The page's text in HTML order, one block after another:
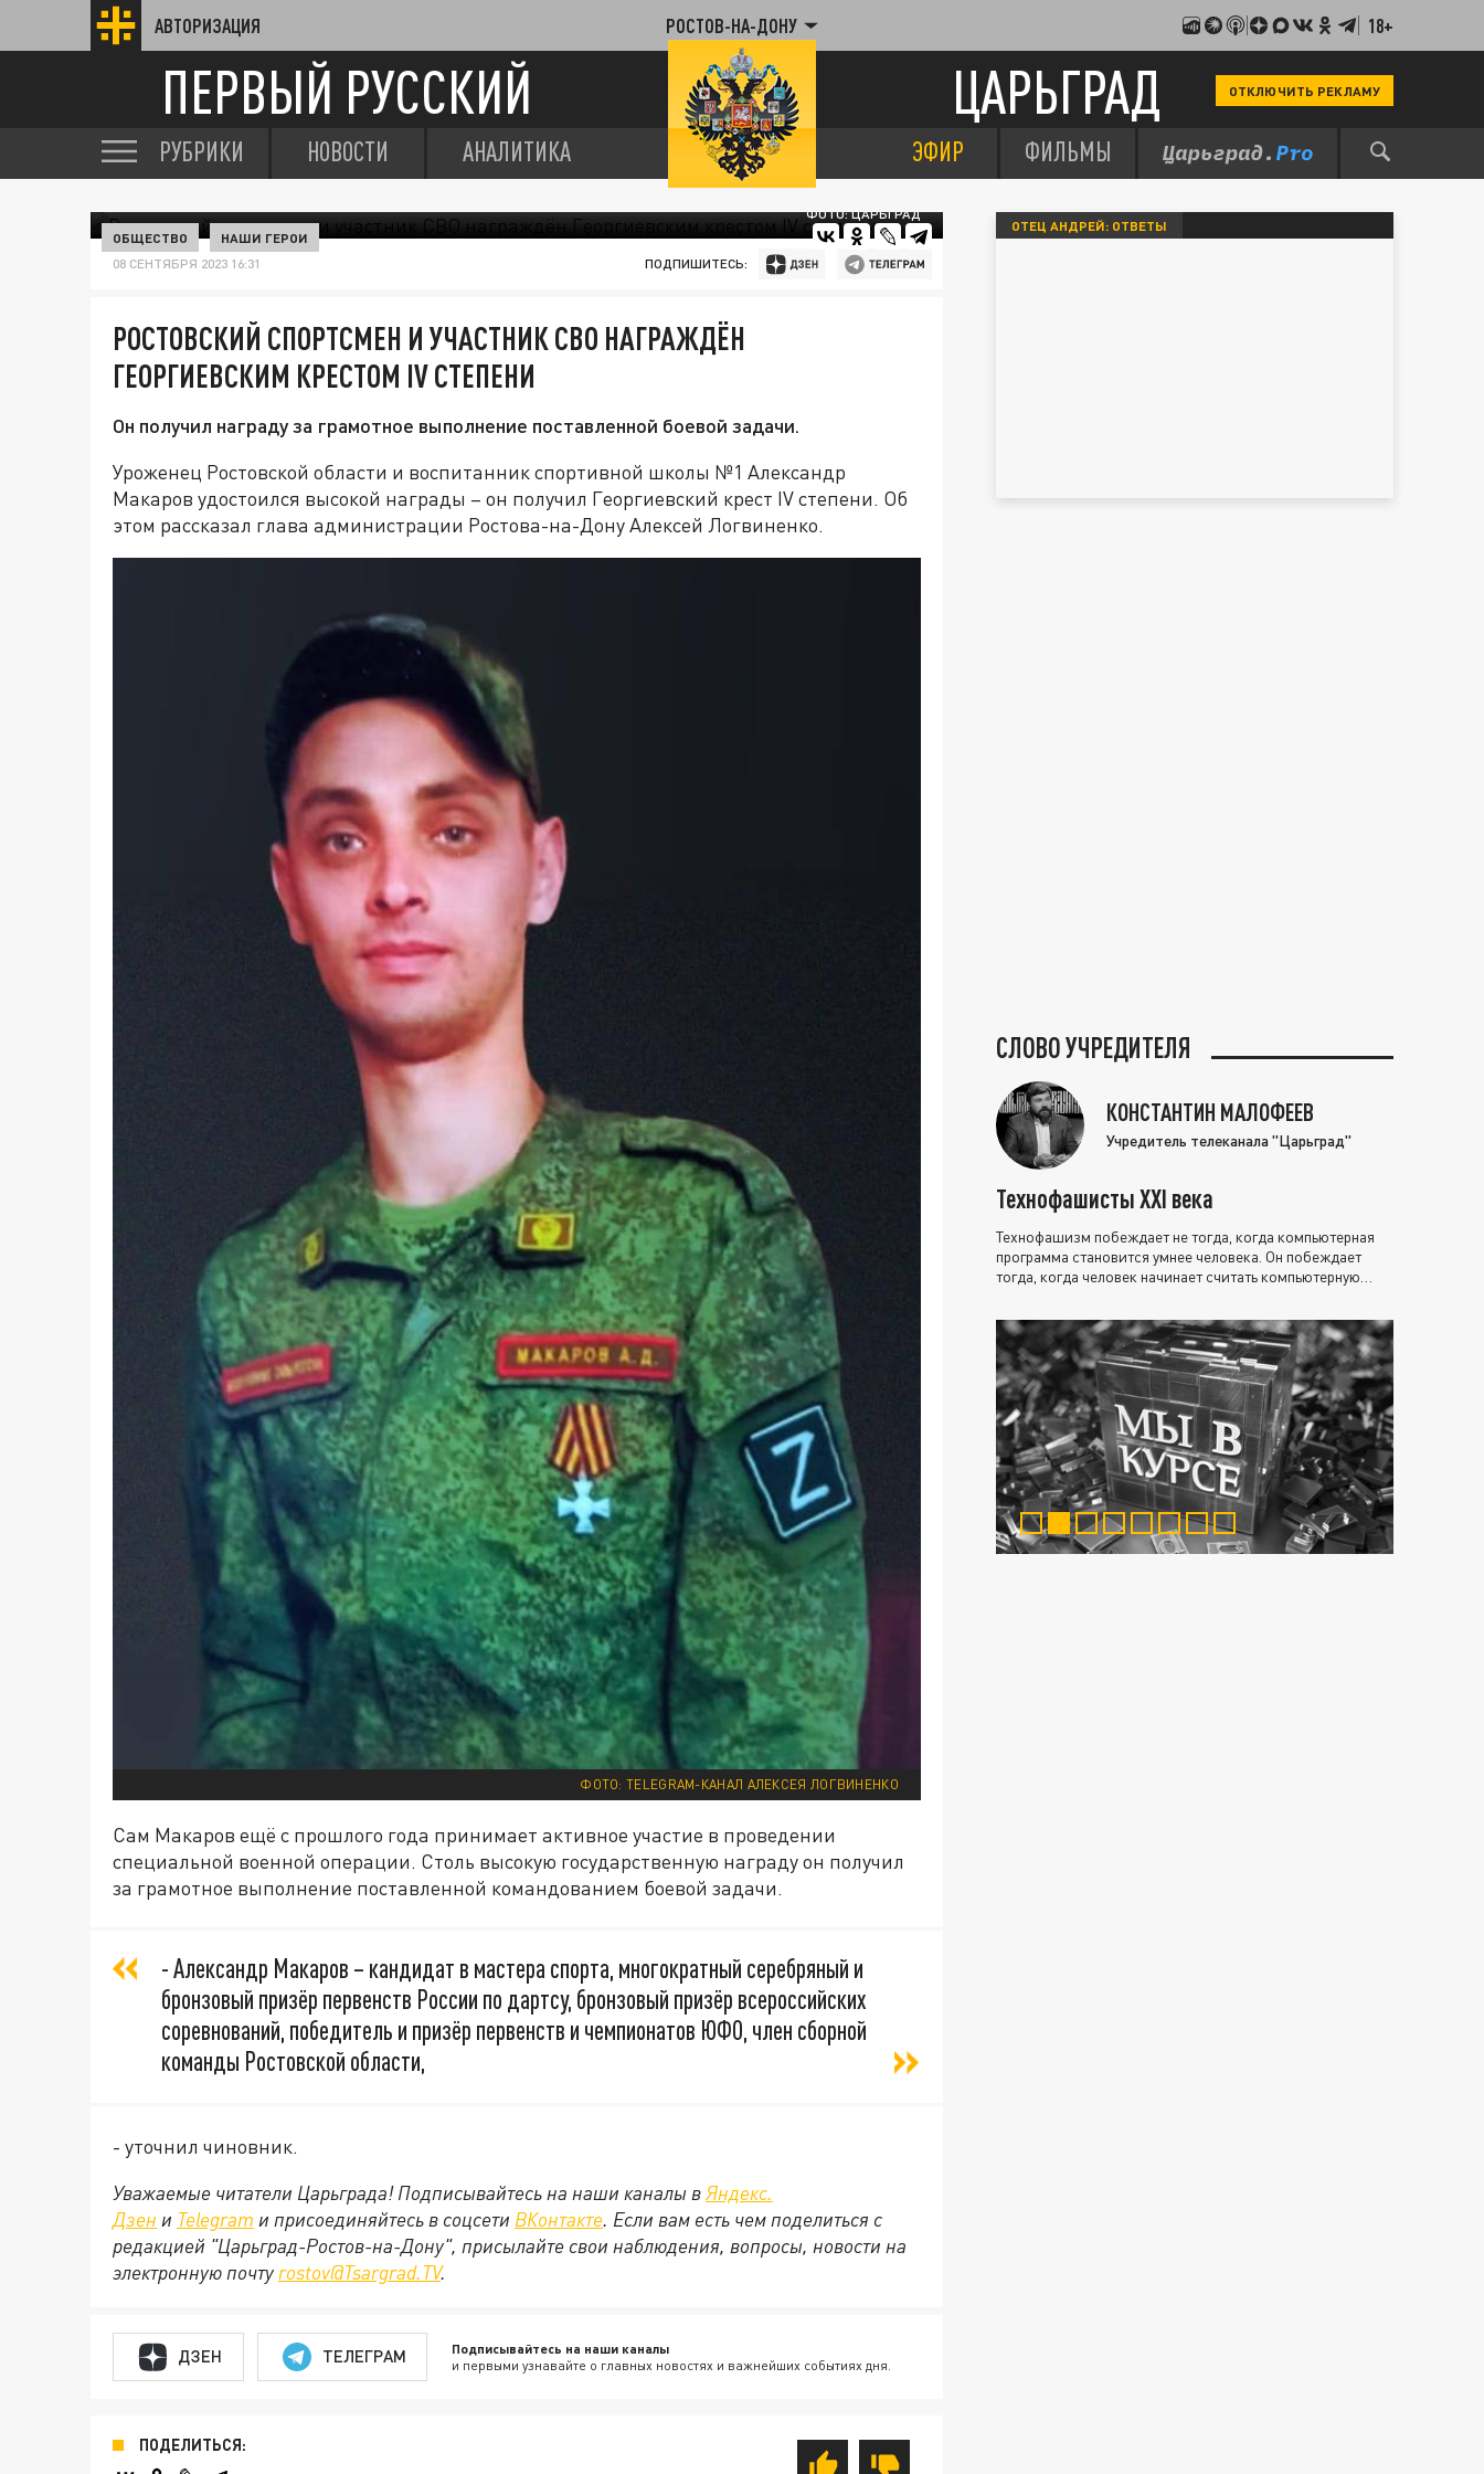
АВТОРИЗАЦИЯ РОСТОВ-НА-ДОНУ 18+
ПЕРВЫЙ РУССКИЙ ЦАРЬГРАД ОТКЛЮЧИТЬ РЕКЛАМУ
РУБРИКИ НОВОСТИ АНАЛИТИКА ЭФИР ФИЛЬМЫ
ФОТО: ЦАРЬГРАД
ОБЩЕСТВО НАШИ ГЕРОИ
08 СЕНТЯБРЯ 2023 16:31 ПОДПИШИТЕСЬ:
РОСТОВСКИЙ СПОРТСМЕН И УЧАСТНИК СВО НАГРАЖДЁН
ГЕОРГИЕВСКИМ КРЕСТОМ IV СТЕПЕНИ
Он получил награду за грамотное выполнение поставленной боевой задачи.
Уроженец Ростовской области и воспитанник спортивной школы №1 Александр
Макаров удостоился высокой награды – он получил Георгиевский крест IV степени. Об
этом рассказал глава администрации Ростова-на-Дону Алексей Логвиненко.
ФОТО: TELEGRAM-КАНАЛ АЛЕКСЕЯ ЛОГВИНЕНКО
Сам Макаров ещё с прошлого года принимает активное участие в проведении
специальной военной операции. Столь высокую государственную награду он получил
за грамотное выполнение поставленной командованием боевой задачи.
- Александр Макаров – кандидат в мастера спорта, многократный серебряный и
бронзовый призёр первенств России по дартсу, бронзовый призёр всероссийских
соревнований, победитель и призёр первенств и чемпионатов ЮФО, член сборной
команды Ростовской области,
- уточнил чиновник.
Уважаемые читатели Царьграда! Подписывайтесь на наши каналы вЯндекс.
Дзен и Telegram и присоединяйтесь в соцсети ВКонтакте. Если вам есть чем поделиться с
редакцией "Царьград-Ростов-на-Дону", присылайте свои наблюдения, вопросы, новости на
электронную почту rostov@Tsargrad.ТV.
ДЗЕН ТЕЛЕГРАМ Подписывайтесь на наши каналы
и первыми узнавайте о главных новостях и важнейших событиях дня.
ПОДЕЛИТЬСЯ:
ОТЕЦ АНДРЕЙ: ОТВЕТЫ
СЛОВО УЧРЕДИТЕЛЯ
КОНСТАНТИН МАЛОФЕЕВ
Учредитель телеканала "Царьград"
Технофашисты XXI века
Технофашизм побеждает не тогда, когда компьютерная
программа становится умнее человека. Он побеждает
тогда, когда человек начинает считать компьютерную